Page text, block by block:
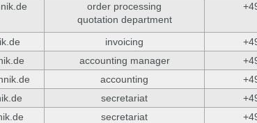
order processing
quotation department
invoicing
accounting manager
accounting
secretariat
secretariat